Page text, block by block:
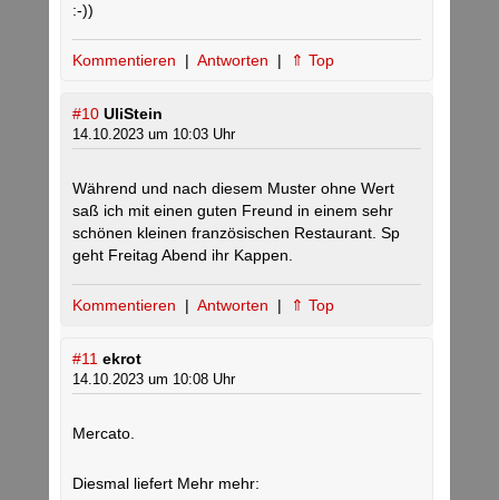
:-))
Kommentieren | Antworten | ⇑ Top
#10 UliStein
14.10.2023 um 10:03 Uhr
Während und nach diesem Muster ohne Wert
saß ich mit einen guten Freund in einem sehr
schönen kleinen französischen Restaurant. Sp
geht Freitag Abend ihr Kappen.
Kommentieren | Antworten | ⇑ Top
#11 ekrot
14.10.2023 um 10:08 Uhr
Mercato.
Diesmal liefert Mehr mehr: